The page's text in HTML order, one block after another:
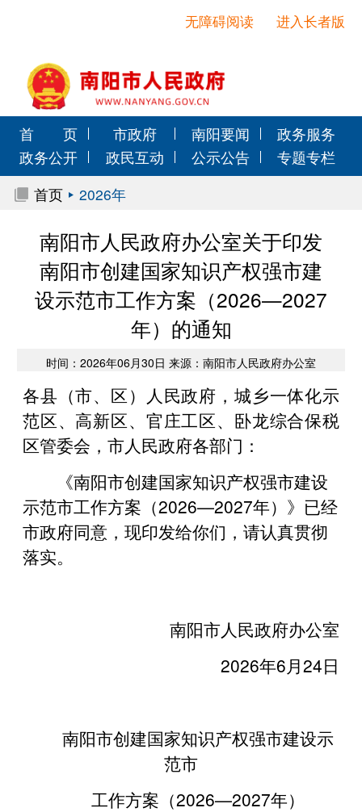
进入长者版
无障碍阅读
首 页 市政府 南阳要闻
政务服务
政务公开
政民互动 公示公告
专题专栏
首页
2026年
南阳市人民政府办公室关于印发
南阳市创建国家知识产权强市建
设示范市工作方案（2026—2027
年）的通知
时间：2026年06月30日 来源：南阳市人民政府办公室
各县（市、区）人民政府，城乡一体化示
范区、高新区、官庄工区、卧龙综合保税
区管委会，市人民政府各部门：
《南阳市创建国家知识产权强市建设
示范市工作方案（2026—2027年）》已经
市政府同意，现印发给你们，请认真贯彻
落实。
南阳市人民政府办公室
2026年6月24日
南阳市创建国家知识产权强市建设示
范市
工作方案（2026—2027年）